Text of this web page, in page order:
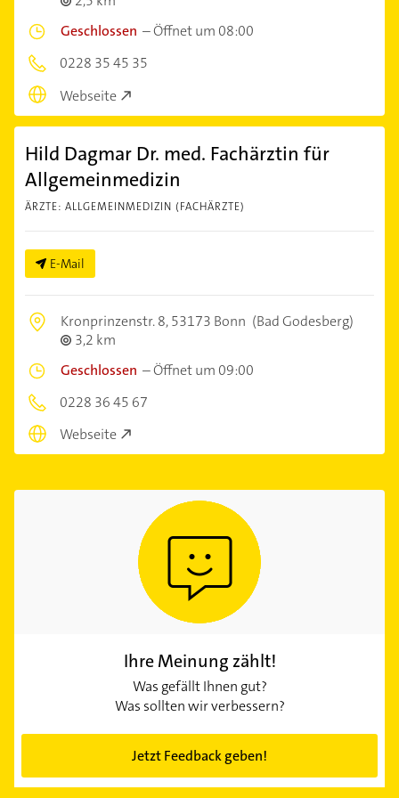
Geschlossen –Öffnet um 08:00
0228 35 45 35
Webseite
Hild Dagmar Dr. med. Fachärztin für
Allgemeinmedizin
ÄRZTE: ALLGEMEINMEDIZIN (FACHÄRZTE)
E-Mail
Kronprinzenstr. 8,53173 Bonn (Bad Godesberg)
3,2 km
Geschlossen –Öffnet um 09:00
0228 36 45 67
Webseite
Ihre Meinung zählt!
Was gefällt Ihnen gut?
Was sollten wir verbessern?
Jetzt Feedback geben!